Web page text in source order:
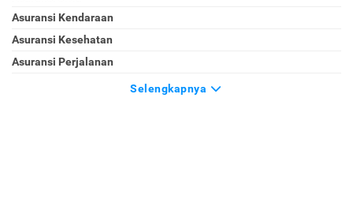
Asuransi Kendaraan
Asuransi Kesehatan
Asuransi Perjalanan
Selengkapnya